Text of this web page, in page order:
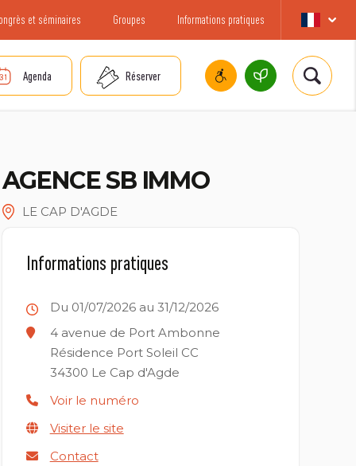
et séminaires Groupes Informations pratiques
Agenda Réserver
AGENCE SB IMMO
LE CAP D'AGDE
Informations pratiques
Du 01/07/2026 au 31/12/2026
4 avenue de Port Ambonne
Résidence Port Soleil CC
34300 Le Cap d'Agde
Voir le numéro
Visiter le site
Contact